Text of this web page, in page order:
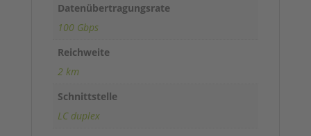
Datenübertragungsrate
100 Gbps
Reichweite
2 km
Schnittstelle
LC duplex